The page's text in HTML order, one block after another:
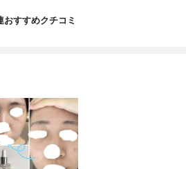
おすすめクチコミ